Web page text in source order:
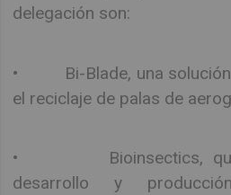
delegación son:
• Bi-Blade, una solución
el reciclaje de palas de
• Bioinsectics, que
desarrollo y